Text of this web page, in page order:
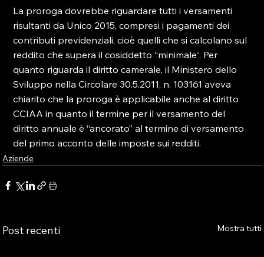
La proroga dovrebbe riguardare tutti i versamenti
risultanti da Unico 2015, compresi i pagamenti dei
contributi previdenziali, cioè quelli che si calcolano sul
reddito che supera il cosiddetto “minimale”. Per
quanto riguarda il diritto camerale, il Ministero dello
Sviluppo nella Circolare 30.5.2011, n. 103161 aveva
chiarito che la proroga è applicabile anche al diritto
CCIAA in quanto il termine per il versamento del
diritto annuale è “ancorato” al termine di versamento
del primo acconto delle imposte sui redditi.
Aziende
Post recenti Mostra tutti